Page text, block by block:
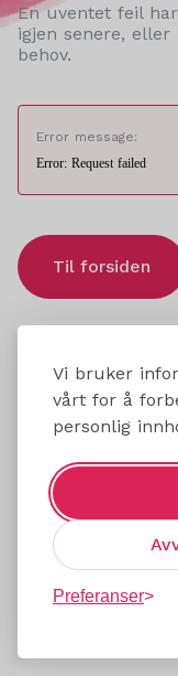
Vi bruker
vårt for å
personlig
Preferanser
En uventet feil
igjen senere,
behov.
Error message:
Error: Request failed
Til forsiden